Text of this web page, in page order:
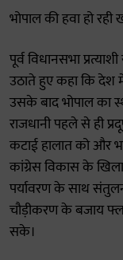
भोपाल की हवा हो रही
पूर्व विधानसभा
उठाते हुए कहा कि देश
उसके बाद भोपाल का
राजधानी पहले से ही
कटाई हालात को और
कांग्रेस विकास के
पर्यावरण के साथ
चौड़ीकरण के बजाय
सके।